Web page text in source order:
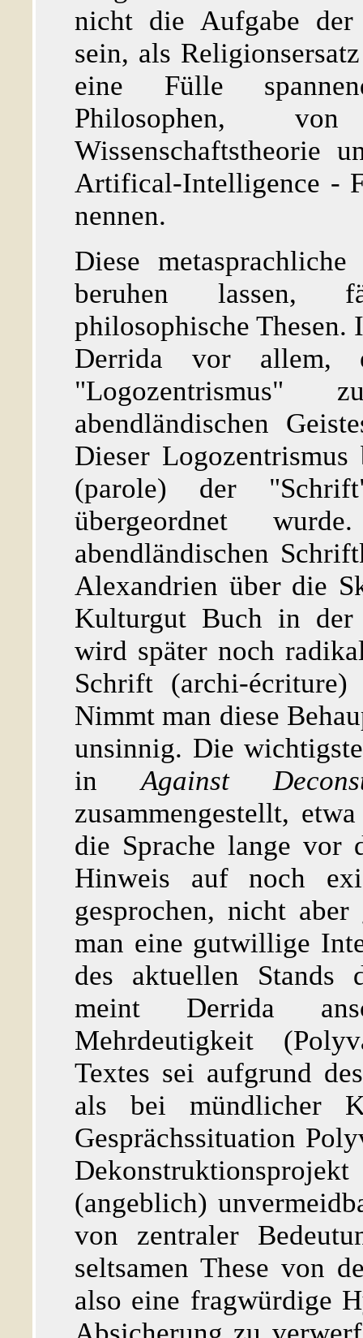
nicht die Aufgabe der
sein, als
eine Fülle
Philosophen,
Wissenschaftstheorie
Artifical-Intelligence -
nennen.
Diese
beruhen lassen,
philosophische Thesen.
Derrida vor allem,
abendländischen
Dieser
(parole) der
übergeordnet
abendländischen
Alexandrien über die
Kulturgut Buch in der
wird später noch
Schrift (archi-
Nimmt man diese
unsinnig. Die
inAgainst
zusammengestellt,
die Sprache lange vor
Hinweis auf noch
gesprochen, nicht aber
man eine gutwillige
des aktuellen Stands
meint Derrida
Mehrdeutigkeit
Textes sei aufgrund
als bei mündlicher
Gesprächssituation
(angeblich)
von zentraler
seltsamen These von
also eine fragwürdige